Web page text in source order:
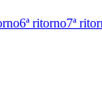
6ª ritorno7ª